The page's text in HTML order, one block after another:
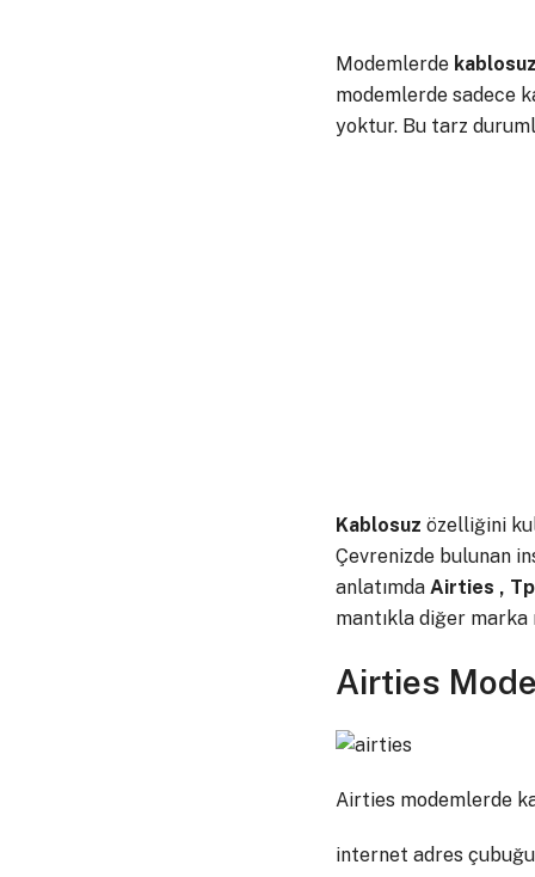
Modemlerde
modemlerde sadece
yoktur. Bu tarz
Kablosuz özelliğini
Çevrenizde bulunan
anlatımda Airties ,
mantıkla diğer
Airties
Airties modemlerde
internet adres